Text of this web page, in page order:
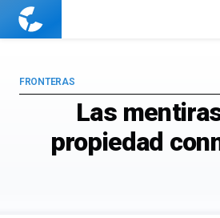
Cuaderno
Las
propiedad
FRONTERAS